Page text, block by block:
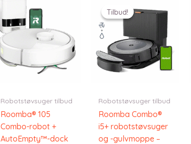
Robotstøvsuger tilbud
Roomba® 105
Combo-robot +
AutoEmpty™-dock
Tilbud!
Tilbud!
Robotstøvsuger tilbud
Roomba Combo®
i5+ robotstøvsuger
og -gulvmoppe –